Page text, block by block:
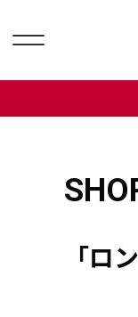
「ロ